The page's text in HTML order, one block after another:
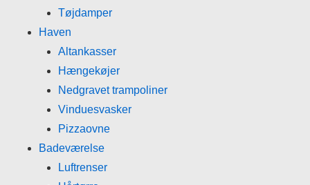
Tøjdamper
Haven
Altankasser
Hængekøjer
Nedgravet trampoliner
Vinduesvasker
Pizzaovne
Badeværelse
Luftrenser